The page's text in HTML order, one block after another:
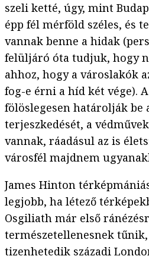
szeli ketté, úgy, mint
épp fél mérföld széles, és
vannak benne a hidak
felüljáró óta tudjuk, hogy
ahhoz, hogy a városlakók
fog-e érni a híd két vége).
fölöslegesen határolják be
terjeszkedését, a
vannak, ráadásul az is
városfél majdnem
James Hinton
legjobb, ha létező
Osgiliath már első
természetellenesnek
tizenhetedik századi